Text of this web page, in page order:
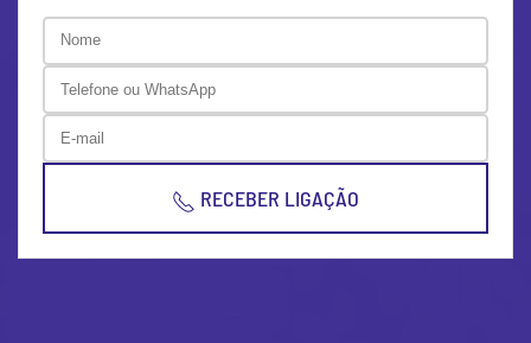
RECEBER LIGAÇÃO